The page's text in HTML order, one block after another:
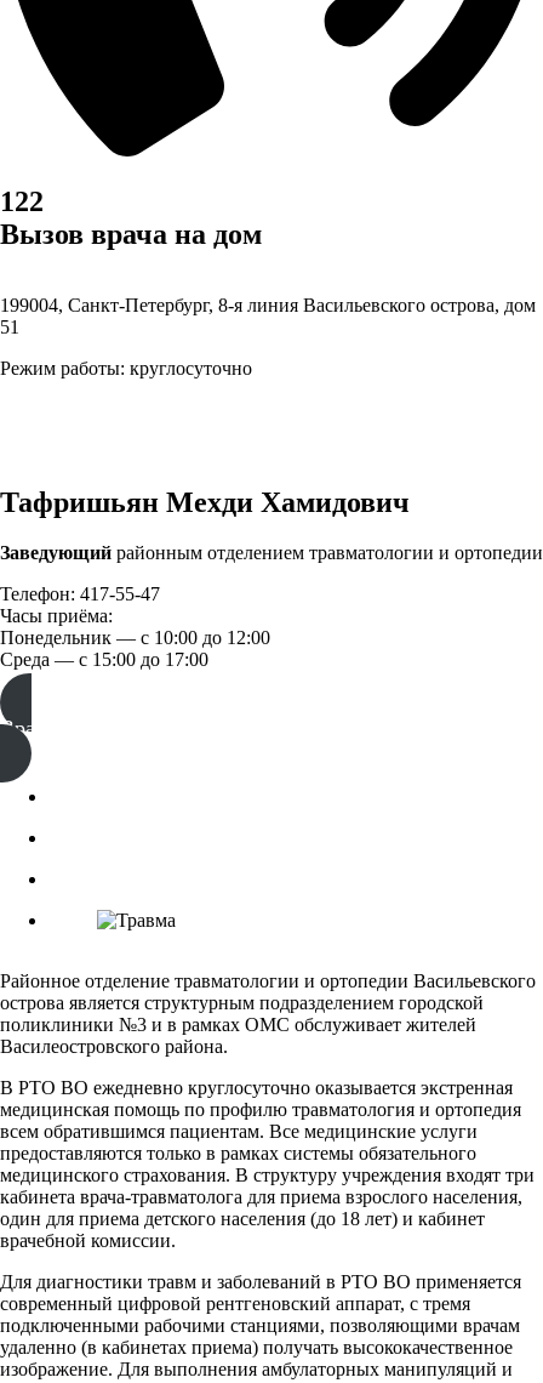
122
Вызов врача на дом
199004, Санкт-Петербург, 8-я линия Васильевского острова, дом
51
Режим работы: круглосуточно
Тафришьян Мехди Хамидович
Заведующий районным отделением травматологии и ортопедии
Телефон: 417-55-47
Часы приёма:
Понедельник — с 10:00 до 12:00
Среда — с 15:00 до 17:00
Врачи отделения
Районное отделение травматологии и ортопедии Васильевского
острова является структурным подразделением городской
поликлиники №3 и в рамках ОМС обслуживает жителей
Василеостровского района.
В РТО ВО ежедневно круглосуточно оказывается экстренная
медицинская помощь по профилю травматология и ортопедия
всем обратившимся пациентам. Все медицинские услуги
предоставляются только в рамках системы обязательного
медицинского страхования. В структуру учреждения входят три
кабинета врача-травматолога для приема взрослого населения,
один для приема детского населения (до 18 лет) и кабинет
врачебной комиссии.
Для диагностики травм и заболеваний в РТО ВО применяется
современный цифровой рентгеновский аппарат, с тремя
подключенными рабочими станциями, позволяющими врачам
удаленно (в кабинетах приема) получать высококачественное
изображение. Для выполнения амбулаторных манипуляций и